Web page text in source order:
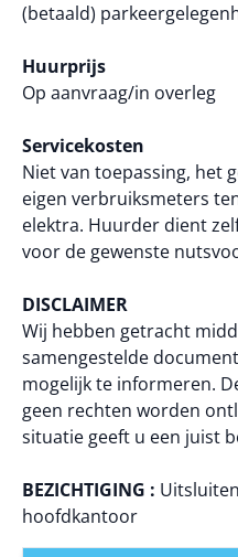
(betaald)
Huurprijs
Op aanvraag/in overleg
Servicekosten
Niet van toepassing, het
eigen verbruiksmeters
elektra. Huurder dient
voor de gewenste
DISCLAIMER
Wij hebben getracht
samengestelde
mogelijk te informeren.
geen rechten worden
situatie geeft u een juist
BEZICHTIGING :
hoofdkantoor